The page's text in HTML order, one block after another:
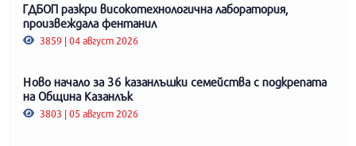
ГДБОП разкри високотехнологична лаборатория,
произвеждала фентанил
3859 | 04 август 2026
Ново начало за 36 казанлъшки семейства с подкрепата
на Община Казанлък
3803 | 05 август 2026